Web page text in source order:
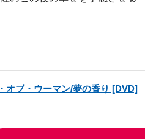
オブ・ウーマン/夢の香り [DVD]